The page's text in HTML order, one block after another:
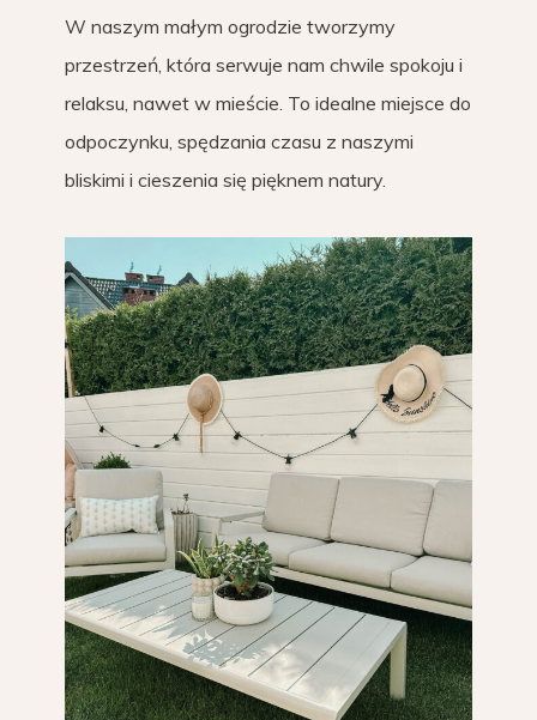
W naszym małym ogrodzie tworzymy
przestrzeń, która serwuje nam chwile spokoju i
relaksu, nawet w mieście. To idealne miejsce do
odpoczynku, spędzania czasu z naszymi
bliskimi i cieszenia się pięknem natury.